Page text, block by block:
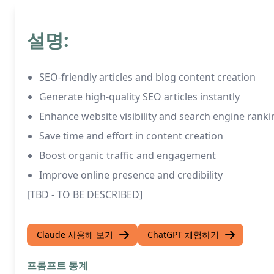
설명:
SEO-friendly articles and blog content creation
Generate high-quality SEO articles instantly
Enhance website visibility and search engine
Save time and effort in content creation
Boost organic traffic and engagement
Improve online presence and credibility
[TBD - TO BE DESCRIBED]
Claude 사용해 보기 ChatGPT 체험하기
프롬프트 통계